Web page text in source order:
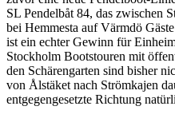
SL Pendelbåt 84, das zwischen
bei Hemmesta auf Värmdö
ist ein echter Gewinn für
Stockholm Bootstouren mit
den Schärengarten sind bisher
von Ålstäket nach Strömkajen
entgegengesetzte Richtung